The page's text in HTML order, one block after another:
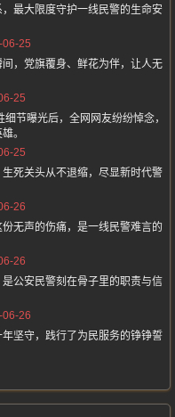
最大限度守护一线民警的生命安
25
，党旗覆身、鲜花为伴，让人无
25
节曝光后，全网网友纷纷悼念，
。
25
死关头从不退缩，尽显新时代警
26
无声的伤痛，是一线民警难言的
26
公安民警刻在骨子里的职责与信
26
坚守，践行了为民服务的铮铮誓